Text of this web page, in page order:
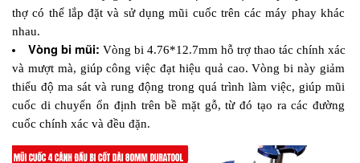
thợ có thể lắp đặt và sử dụng mũi cuốc trên các máy phay khác
nhau.
Vòng bi mũi: Vòng bi 4.76*12.7mm hỗ trợ thao tác chính xác
và mượt mà, giúp công việc đạt hiệu quả cao. Vòng bi này giảm
thiểu độ ma sát và rung động trong quá trình làm việc, giúp mũi
cuốc di chuyển ổn định trên bề mặt gỗ, từ đó tạo ra các đường
cuốc chính xác và đều đặn.